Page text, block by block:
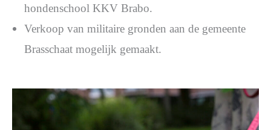
hondenschool KKV Brabo.
Verkoop van militaire gronden aan de gemeente
Brasschaat mogelijk gemaakt.